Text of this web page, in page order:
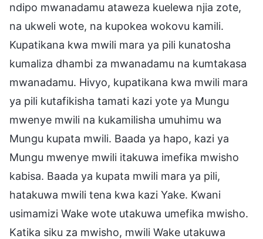
ndipo mwanadamu ataweza kuelewa njia zote,
na ukweli wote, na kupokea wokovu kamili.
Kupatikana kwa mwili mara ya pili kunatosha
kumaliza dhambi za mwanadamu na kumtakasa
mwanadamu. Hivyo, kupatikana kwa mwili mara
ya pili kutafikisha tamati kazi yote ya Mungu
mwenye mwili na kukamilisha umuhimu wa
Mungu kupata mwili. Baada ya hapo, kazi ya
Mungu mwenye mwili itakuwa imefika mwisho
kabisa. Baada ya kupata mwili mara ya pili,
hatakuwa mwili tena kwa kazi Yake. Kwani
usimamizi Wake wote utakuwa umefika mwisho.
Katika siku za mwisho, mwili Wake utakuwa